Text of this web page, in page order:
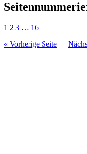
1 2 3 … 16
« Vorherige Seite —